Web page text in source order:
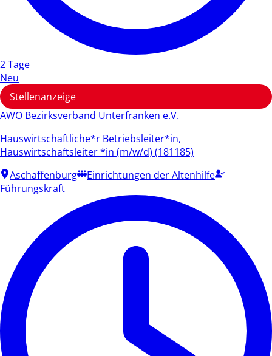
2 Tage
Neu
Stellenanzeige
AWO Bezirksverband Unterfranken e.V.
Hauswirtschaftliche*r Betriebsleiter*in,
Hauswirtschaftsleiter *in (m/w/d) (181185)
Aschaffenburg
Einrichtungen der Altenhilfe
Führungskraft